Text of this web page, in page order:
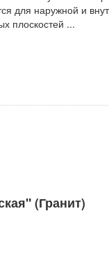
для наружной и
плоскостей ...
(Гранит)